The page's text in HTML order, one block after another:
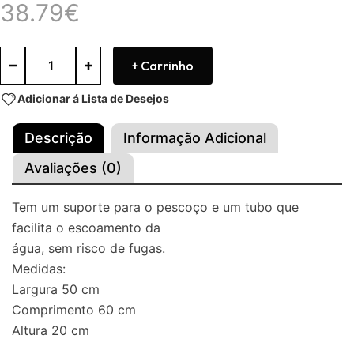
38.79€
+ Carrinho
Adicionar á Lista de Desejos
Descrição
Informação Adicional
Avaliações (0)
Tem um suporte para o pescoço e um tubo que
facilita o escoamento da
água, sem risco de fugas.
Medidas:
Largura 50 cm
Comprimento 60 cm
Altura 20 cm